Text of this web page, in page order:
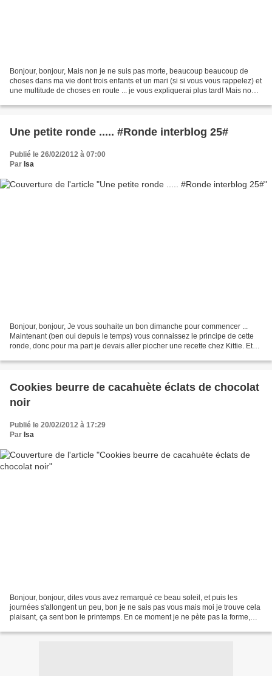
Bonjour, bonjour, Mais non je ne suis pas morte, beaucoup beaucoup de
choses dans ma vie dont trois enfants et un mari (si si vous vous rappelez) et
une multitude de choses en route ... je vous expliquerai plus tard! Mais non
Une petite ronde ..... #Ronde interblog 25#
Publié le 26/02/2012 à 07:00
Par Isa
Bonjour, bonjour, Je vous souhaite un bon dimanche pour commencer ...
Maintenant (ben oui depuis le temps) vous connaissez le principe de cette
ronde, donc pour ma part je devais aller piocher une recette chez Kittie. Et
Cookies beurre de cacahuète éclats de chocolat
noir
Publié le 20/02/2012 à 17:29
Par Isa
Bonjour, bonjour, dites vous avez remarqué ce beau soleil, et puis les
journées s'allongent un peu, bon je ne sais pas vous mais moi je trouve cela
plaisant, ça sent bon le printemps. En ce moment je ne pète pas la forme,